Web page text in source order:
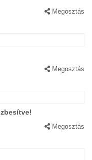
Megosztás
Megosztás
Megosztás